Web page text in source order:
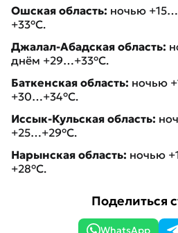
Ошская область: ночью
+33°C.
Джалал-Абадская область:
днём +29…+33°C.
Баткенская область: ночью
+30…+34°C.
Иссык-Кульская область:
+25…+29°C.
Нарынская область: ночью
+28°C.
Поделиться
WhatsApp